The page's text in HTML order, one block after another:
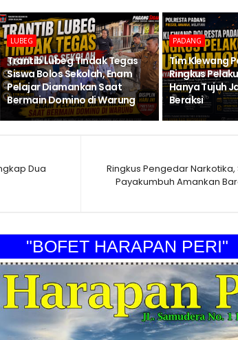
LUBEG
Trantib Lubeg Tindak Tegas
Siswa Bolos Sekolah, Enam
Pelajar Diamankan Saat
Bermain Domino di Warung
PADANG
Tim Klewang
Ringkus
Hanya Tujuh
Beraksi
Ringkus Pengedar
Payakumbuh Amankan
Dua
"BOFET HARAPAN PERI"